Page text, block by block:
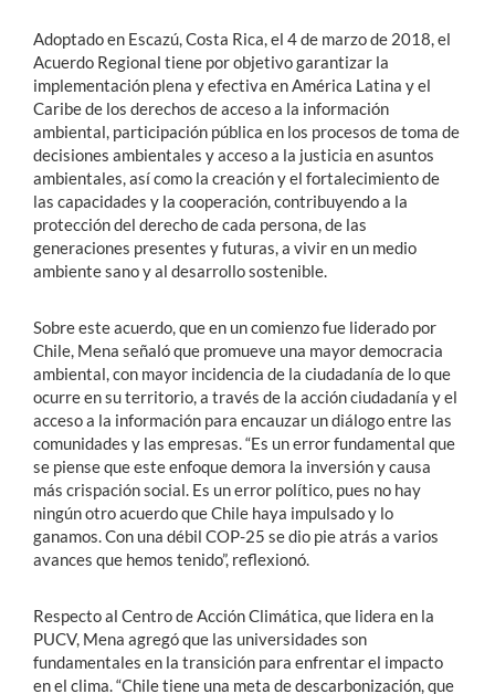
Adoptado en Escazú, Costa Rica, el 4 de marzo de 2018, el
Acuerdo Regional tiene por objetivo garantizar la
implementación plena y efectiva en América Latina y el
Caribe de los derechos de acceso a la información
ambiental, participación pública en los procesos de toma de
decisiones ambientales y acceso a la justicia en asuntos
ambientales, así como la creación y el fortalecimiento de
las capacidades y la cooperación, contribuyendo a la
protección del derecho de cada persona, de las
generaciones presentes y futuras, a vivir en un medio
ambiente sano y al desarrollo sostenible.
Sobre este acuerdo, que en un comienzo fue liderado por
Chile, Mena señaló que promueve una mayor democracia
ambiental, con mayor incidencia de la ciudadanía de lo que
ocurre en su territorio, a través de la acción ciudadanía y el
acceso a la información para encauzar un diálogo entre las
comunidades y las empresas. “Es un error fundamental que
se piense que este enfoque demora la inversión y causa
más crispación social. Es un error político, pues no hay
ningún otro acuerdo que Chile haya impulsado y lo
ganamos. Con una débil COP-25 se dio pie atrás a varios
avances que hemos tenido”, reflexionó.
Respecto al Centro de Acción Climática, que lidera en la
PUCV, Mena agregó que las universidades son
fundamentales en la transición para enfrentar el impacto
en el clima. “Chile tiene una meta de descarbonización, que